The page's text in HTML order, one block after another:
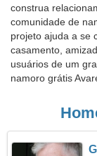
construa
comunidade de
projeto ajuda a se
casamento,
usuários de um
namoro grátis